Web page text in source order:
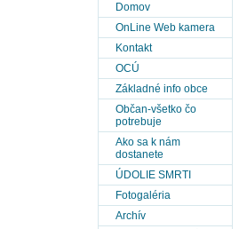
Domov
OnLine Web kamera
Kontakt
OCÚ
Základné info obce
Občan-všetko čo
potrebuje
Ako sa k nám
dostanete
ÚDOLIE SMRTI
Fotogaléria
Archív